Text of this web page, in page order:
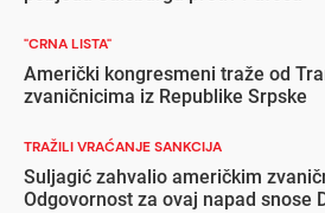
"CRNA LISTA"
Američki kongresmeni traže od
zvaničnicima iz Republike Srpske
TRAŽILI VRAĆANJE SANKCIJA
Suljagić zahvalio američkim
Odgovornost za ovaj napad snose